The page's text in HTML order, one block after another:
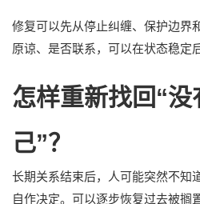
修复可以先从停止纠缠、保护边界
原谅、是否联系，可以在状态稳定
怎样重新找回“没
己”？
长期关系结束后，人可能突然不知
自作决定。可以逐步恢复过去被搁